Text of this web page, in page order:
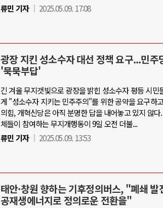
류민 기자
2025.05.09. 17:08
광장 지킨 성소수자 대선 정책 요구...민주
'묵묵부답'
긴 겨울 무지갯빛으로 광장을 밝힌 성소수자 평등 시민
게 "성소수자 지키는 민주주의"를 위한 공약을 요구하
의힘, 개혁신당은 아직 분명한 답을 내어놓고 있지 않
체들이 참여하는 무지개행동이 9일 오전 더불...
류민 기자
2025.05.09. 13:53
태안·창원 향하는 기후정의버스, "폐쇄
공재생에너지로 정의로운 전환을"